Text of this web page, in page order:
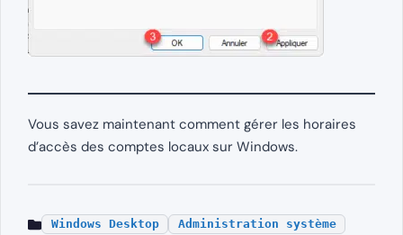
Vous savez maintenant comment gérer les horaires
d’accès des comptes locaux sur Windows.
Windows Desktop Administration système